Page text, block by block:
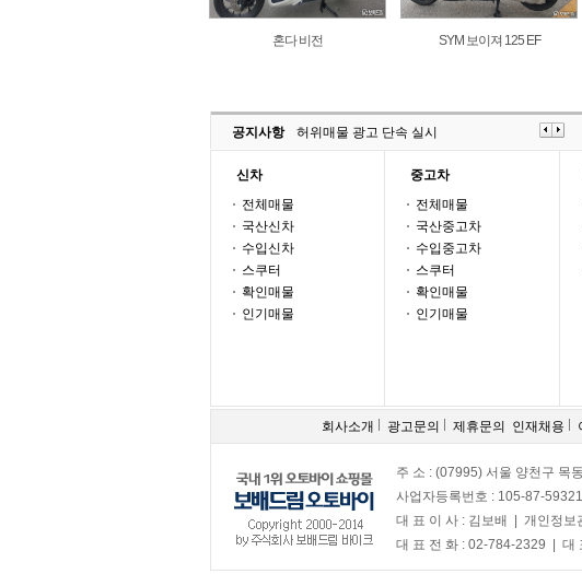
혼다 비전 SYM 보이져 125 EF
공지사항 허위매물 광고 단속 실시
신차
전체매물
국산신차
수입신차
스쿠터
확인매물
인기매물
중고차
전체매물
국산중고차
수입중고차
스쿠터
확인매물
인기매물
회사소개 광고문의 제휴문의 인재채용
주 소 : (07995) 서울 양천구 목
사업자등록번호 : 105-87-
대 표 이 사 : 김보배 | 개인정보
대 표 전 화 : 02-784-2329 | 대